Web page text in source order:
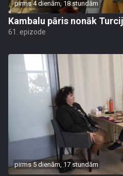
pirms 4 dienām, 18 stundām
Kambalu pāris nonāk
61. epizode
pirms 5 dienām, 17 stundām